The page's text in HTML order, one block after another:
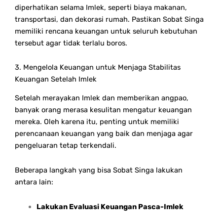
diperhatikan selama Imlek, seperti biaya makanan,
transportasi, dan dekorasi rumah. Pastikan Sobat Singa
memiliki rencana keuangan untuk seluruh kebutuhan
tersebut agar tidak terlalu boros.
3. Mengelola Keuangan untuk Menjaga Stabilitas
Keuangan Setelah Imlek
Setelah merayakan Imlek dan memberikan angpao,
banyak orang merasa kesulitan mengatur keuangan
mereka. Oleh karena itu, penting untuk memiliki
perencanaan keuangan yang baik dan menjaga agar
pengeluaran tetap terkendali.
Beberapa langkah yang bisa Sobat Singa lakukan
antara lain:
Lakukan Evaluasi Keuangan Pasca-Imlek